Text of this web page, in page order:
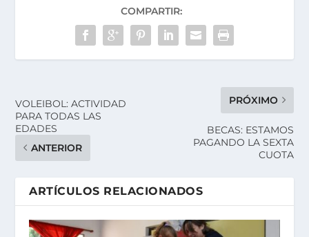
COMPARTIR:
VOLEIBOL: ACTIVIDAD
PARA TODAS LAS
EDADES
ANTERIOR
PRÓXIMO
BECAS: ESTAMOS
PAGANDO LA SEXTA
CUOTA
ARTÍCULOS RELACIONADOS